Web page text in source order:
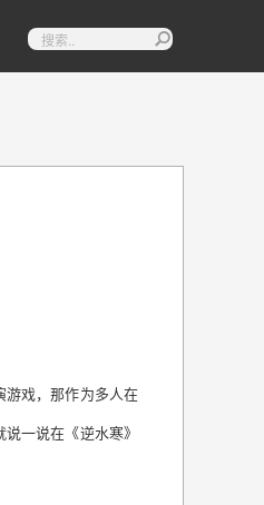

游戏，那作为多人在
一说在《逆水寒》